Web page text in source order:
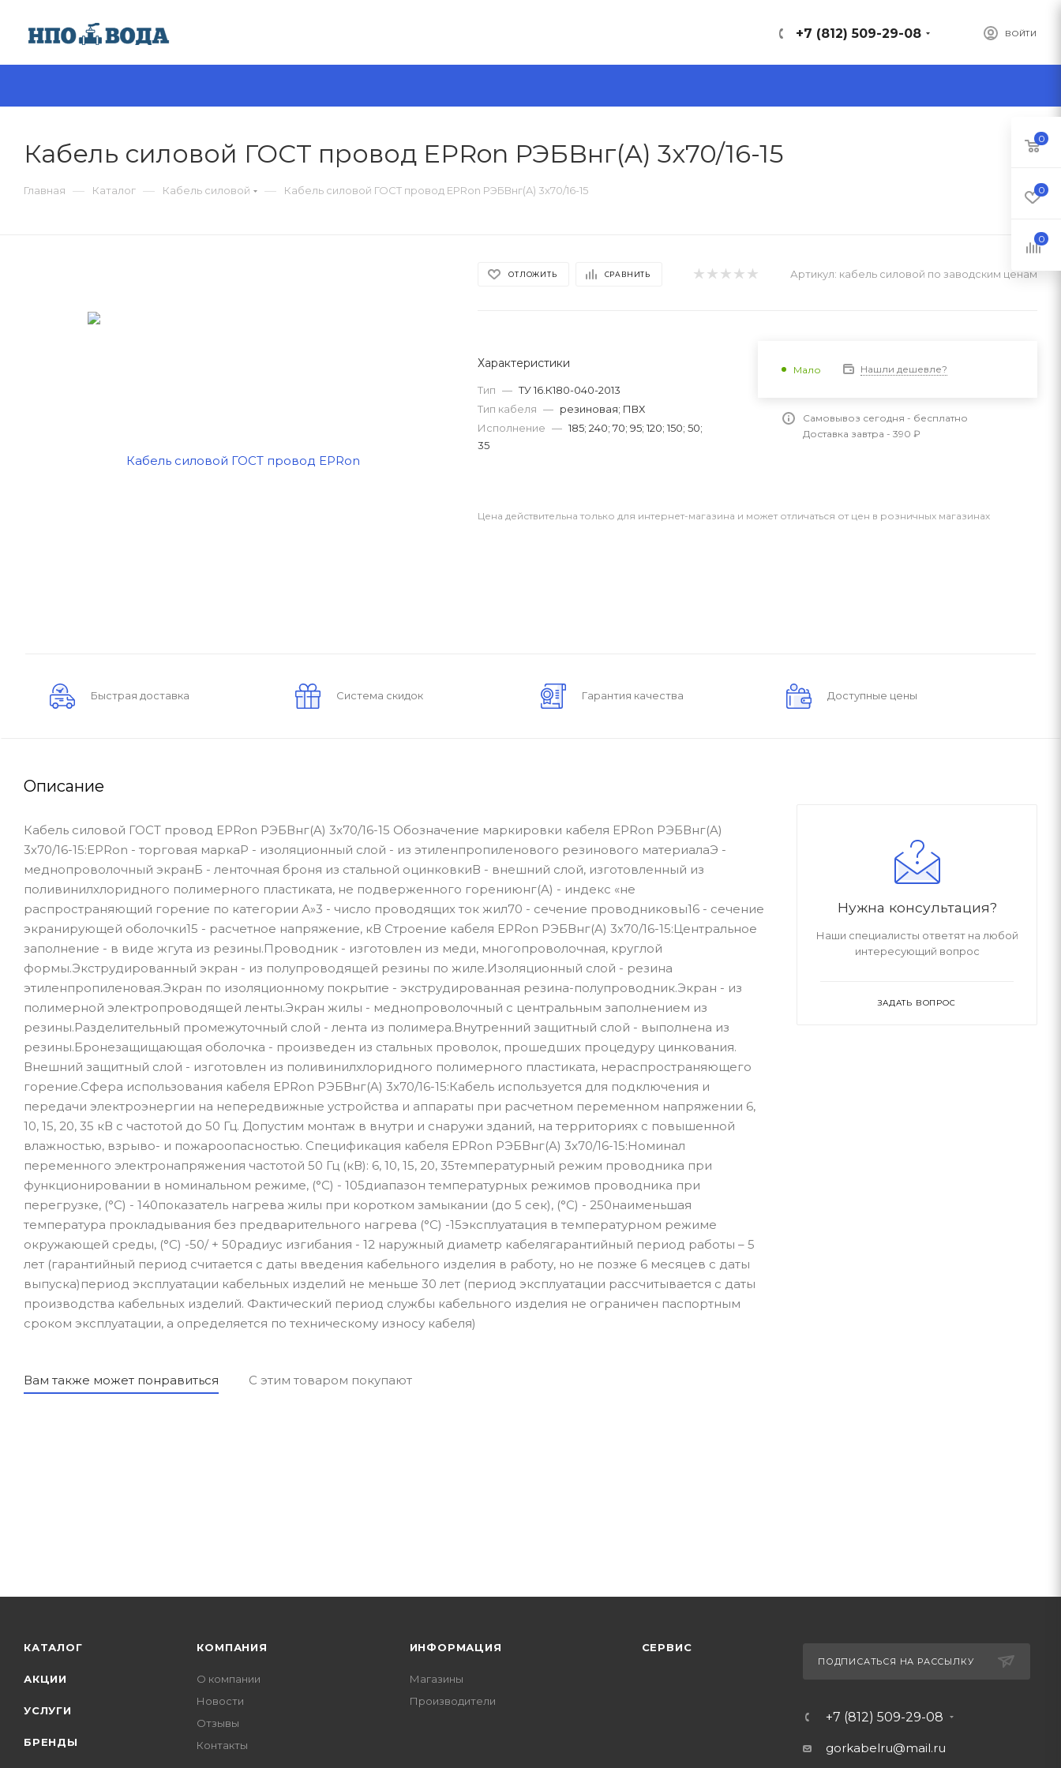
ВОЙТИ
+7 (812) 509-29-08
Кабель силовой ГОСТ провод EPRon РЭБВнг(A) 3x70/16-15
Главная — Каталог — Кабель силовой — Кабель силовой ГОСТ провод EPRon РЭБВнг(A) 3x70/16-15
ОТЛОЖИТЬ СРАВНИТЬ Артикул: кабель силовой по заводским ценам
Характеристики
Тип — ТУ 16.К180-040-2013
Тип кабеля — резиновая; ПВХ
Исполнение — 185; 240; 70; 95; 120; 150; 50;
35
Мало Нашли дешевле?
Самовывоз сегодня - бесплатно
Доставка завтра - 390 ₽
Цена действительна только для интернет-магазина и может отличаться от цен в розничных магазинах
Быстрая доставка Система скидок Гарантия качества Доступные цены
Описание
Кабель силовой ГОСТ провод EPRon РЭБВнг(A) 3x70/16-15 Обозначение маркировки кабеля EPRon РЭБВнг(A)
3x70/16-15:EPRon - торговая маркаР - изоляционный слой - из этиленпропиленового резинового материалаЭ -
меднопроволочный экранБ - ленточная броня из стальной оцинковкиВ - внешний слой, изготовленный из
поливинилхлоридного полимерного пластиката, не подверженного горениюнг(A) - индекс «не
распространяющий горение по категории А»3 - число проводящих ток жил70 - сечение проводниковы16 - сечение
экранирующей оболочки15 - расчетное напряжение, кВ Строение кабеля EPRon РЭБВнг(A) 3x70/16-15:Центральное
заполнение - в виде жгута из резины.Проводник - изготовлен из меди, многопроволочная, круглой
формы.Экструдированный экран - из полупроводящей резины по жиле.Изоляционный слой - резина
этиленпропиленовая.Экран по изоляционному покрытие - экструдированная резина-полупроводник.Экран - из
полимерной электропроводящей ленты.Экран жилы - меднопроволочный с центральным заполнением из
резины.Разделительный промежуточный слой - лента из полимера.Внутренний защитный слой - выполнена из
резины.Бронезащищающая оболочка - произведен из стальных проволок, прошедших процедуру цинкования.
Внешний защитный слой - изготовлен из поливинилхлоридного полимерного пластиката, нераспространяющего
горение.Сфера использования кабеля EPRon РЭБВнг(A) 3x70/16-15:Кабель используется для подключения и
передачи электроэнергии на непередвижные устройства и аппараты при расчетном переменном напряжении 6,
10, 15, 20, 35 кВ с частотой до 50 Гц. Допустим монтаж в внутри и снаружи зданий, на территориях с повышенной
влажностью, взрыво- и пожароопасностью. Спецификация кабеля EPRon РЭБВнг(A) 3x70/16-15:Номинал
переменного электронапряжения частотой 50 Гц (кВ): 6, 10, 15, 20, 35температурный режим проводника при
функционировании в номинальном режиме, (°С) - 105диапазон температурных режимов проводника при
перегрузке, (°С) - 140показатель нагрева жилы при коротком замыкании (до 5 сек), (°С) - 250наименьшая
температура прокладывания без предварительного нагрева (°С) -15эксплуатация в температурном режиме
окружающей среды, (°С) -50/ + 50радиус изгибания - 12 наружный диаметр кабелягарантийный период работы – 5
лет (гарантийный период считается с даты введения кабельного изделия в работу, но не позже 6 месяцев с даты
выпуска)период эксплуатации кабельных изделий не меньше 30 лет (период эксплуатации рассчитывается с даты
производства кабельных изделий. Фактический период службы кабельного изделия не ограничен паспортным
сроком эксплуатации, а определяется по техническому износу кабеля)
Вам также может понравиться С этим товаром покупают
Нужна консультация?
Наши специалисты ответят на любой
интересующий вопрос
ЗАДАТЬ ВОПРОС
КАТАЛОГ
АКЦИИ
УСЛУГИ
БРЕНДЫ
КОМПАНИЯ
О компании
Новости
Отзывы
Контакты
ИНФОРМАЦИЯ
Магазины
Производители
СЕРВИС
ПОДПИСАТЬСЯ НА РАССЫЛКУ
+7 (812) 509-29-08
gorkabelru@mail.ru
0
0
0